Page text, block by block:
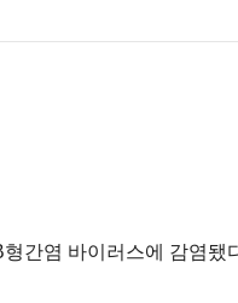
간염 바이러스에 감염됐